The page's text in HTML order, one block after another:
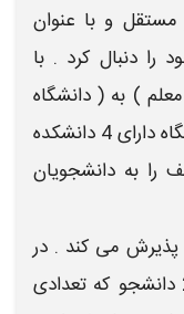
طور مستقل و با عنوان
را دنبال کرد . با
) به ( دانشگاه
اراک ) تغيير رتبه داد . امروزه این دانشگاه دارای 4 دانشکده
رشته مختلف را به دانشجویان
پذیرش می کند . در
کنکور سال 95-96 در نیمسال اول 25 دانشجو که تعدادی